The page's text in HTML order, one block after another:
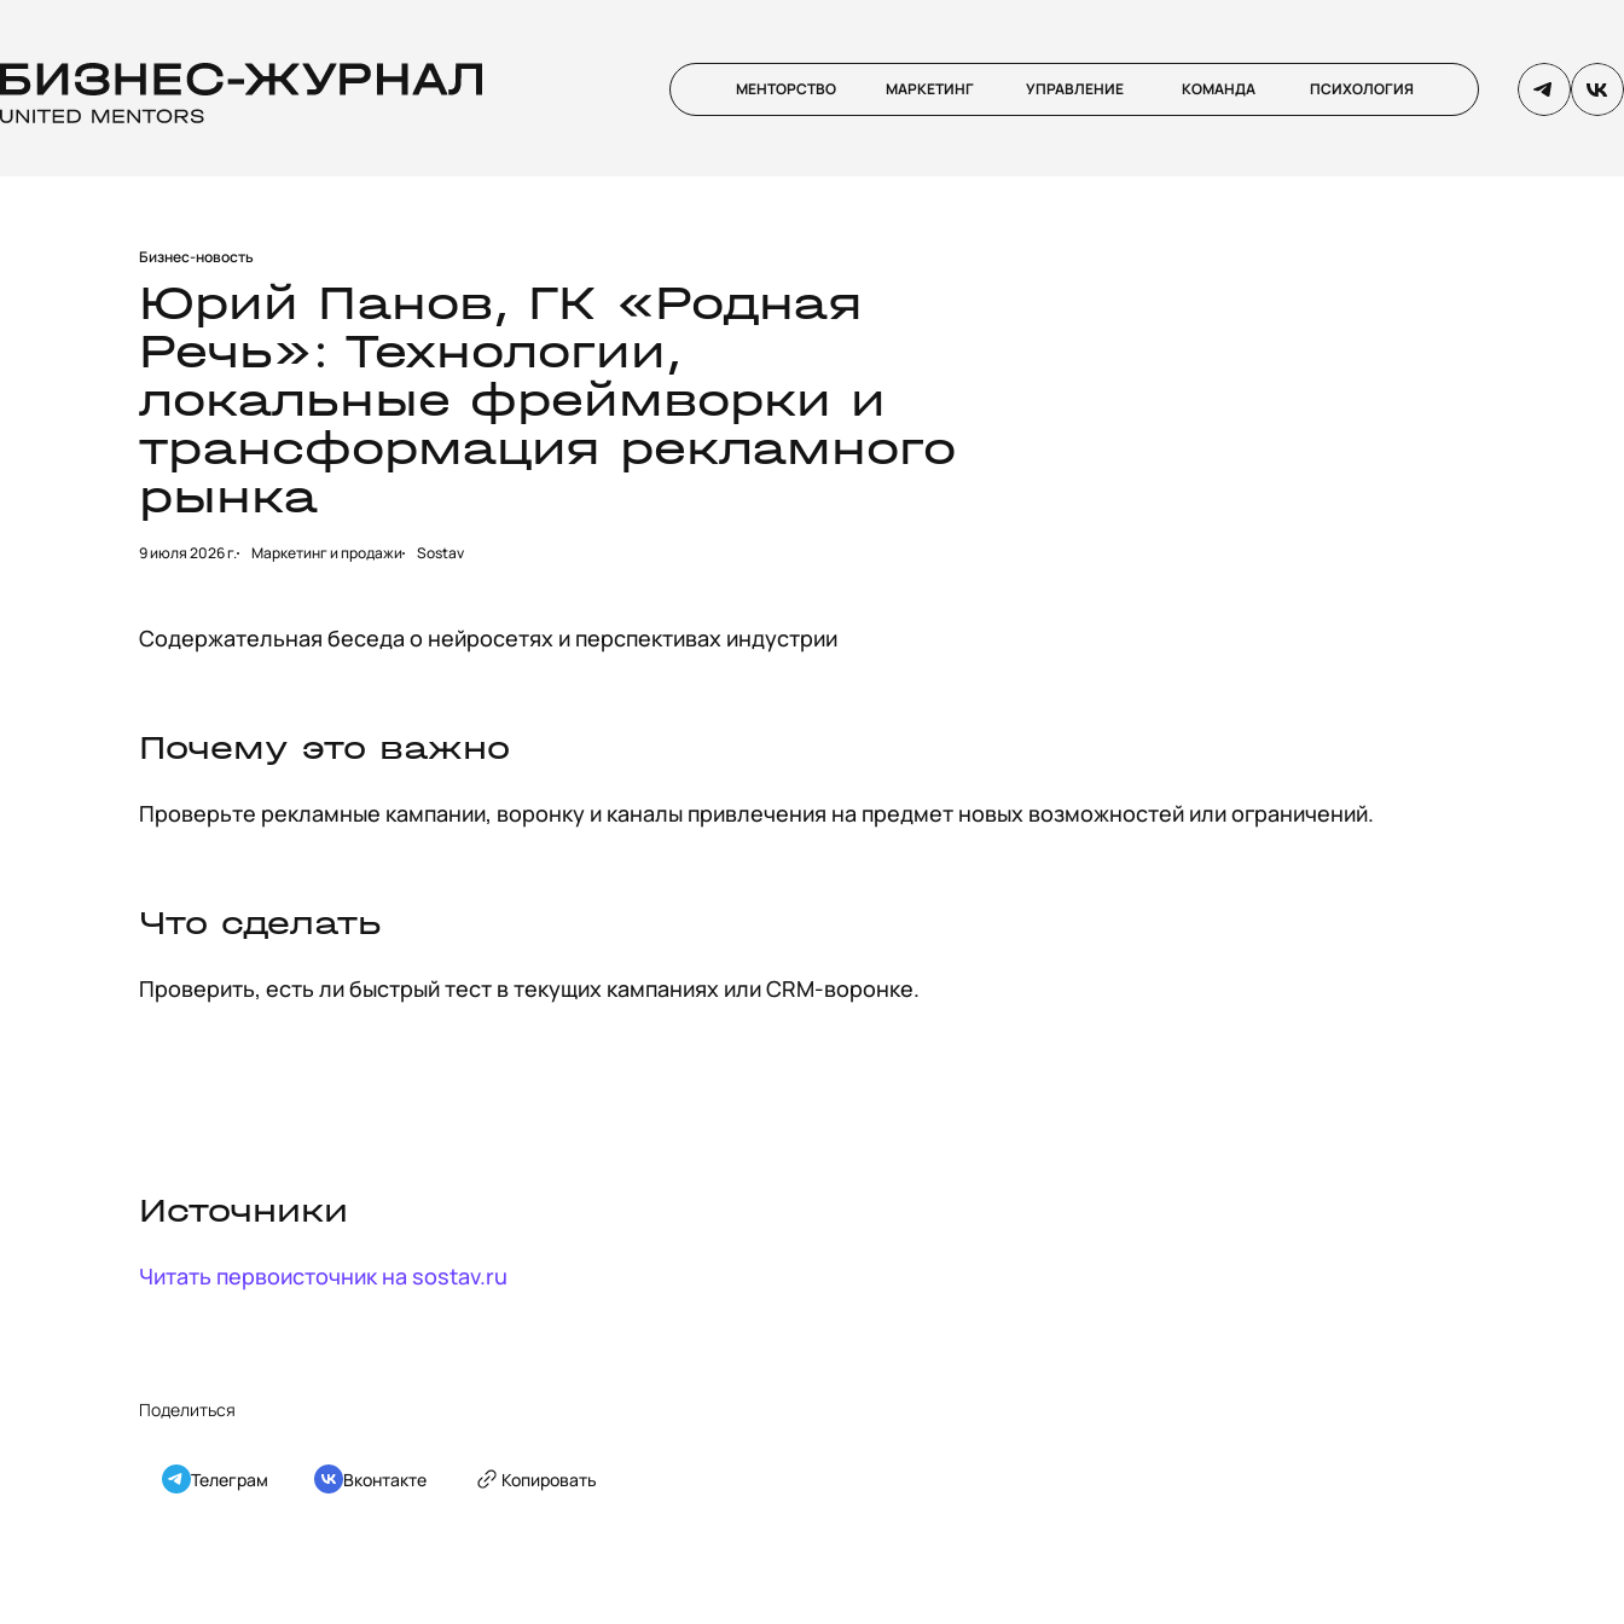
МЕНТОРСТВО МАРКЕТИНГ УПРАВЛЕНИЕ КОМАНДА ПСИХОЛОГИЯ
Бизнес-новость
Юрий Панов, ГК «Родная
Речь»: Технологии,
локальные фреймворки и
трансформация рекламного
рынка
9 июля 2026 г. Маркетинг и продажи Sostav
Содержательная беседа о нейросетях и перспективах индустрии
Почему это важно
Проверьте рекламные кампании, воронку и каналы привлечения на предмет новых возможностей или ограничений.
Что сделать
Проверить, есть ли быстрый тест в текущих кампаниях или CRM-воронке.
Источники
Читать первоисточник на sostav.ru
Поделиться
Телеграм Вконтакте Копировать